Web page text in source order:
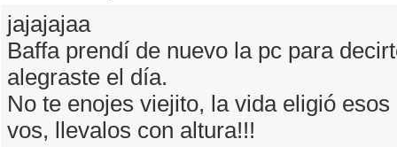
jajajajaa
Baffa prendí de nuevo la pc para
alegraste el día.
No te enojes viejito, la vida eligió
vos, llevalos con altura!!!